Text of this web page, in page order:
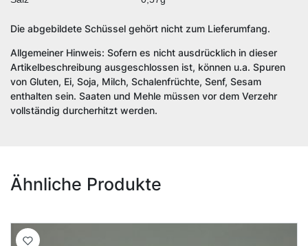
Die abgebildete Schüssel gehört nicht zum Lieferumfang.
Allgemeiner Hinweis: Sofern es nicht ausdrücklich in dieser
Artikelbeschreibung ausgeschlossen ist, können u.a. Spuren
von Gluten, Ei, Soja, Milch, Schalenfrüchte, Senf, Sesam
enthalten sein. Saaten und Mehle müssen vor dem Verzehr
vollständig durcherhitzt werden.
Ähnliche Produkte